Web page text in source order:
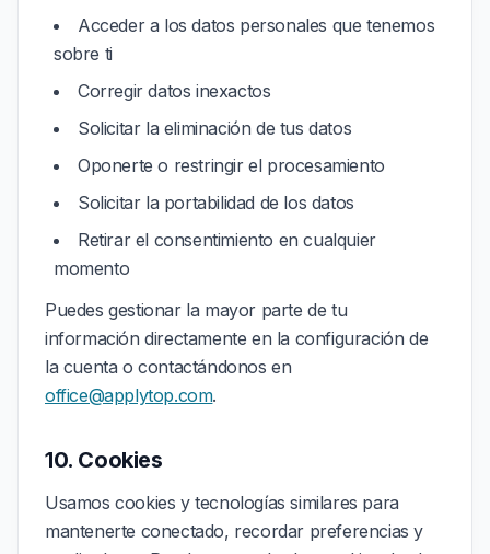
Acceder a los datos personales que tenemos
sobre ti
Corregir datos inexactos
Solicitar la eliminación de tus datos
Oponerte o restringir el procesamiento
Solicitar la portabilidad de los datos
Retirar el consentimiento en cualquier
momento
Puedes gestionar la mayor parte de tu
información directamente en la configuración de
la cuenta o contactándonos en
office@applytop.com.
10. Cookies
Usamos cookies y tecnologías similares para
mantenerte conectado, recordar preferencias y